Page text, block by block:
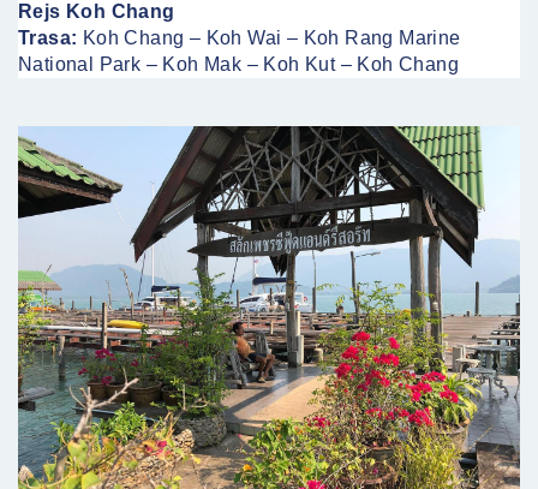
Rejs Koh Chang
Trasa: Koh Chang – Koh Wai – Koh Rang Marine
National Park – Koh Mak – Koh Kut – Koh Chang